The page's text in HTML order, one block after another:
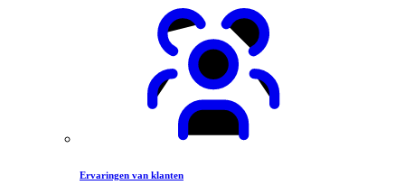
Ervaringen van klanten